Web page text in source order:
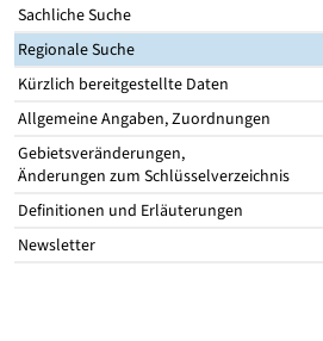
Sachliche Suche
Regionale Suche
Kürzlich bereitgestellte Daten
Allgemeine Angaben, Zuordnungen
Gebietsveränderungen,
Änderungen zum Schlüsselverzeichnis
Definitionen und Erläuterungen
Newsletter